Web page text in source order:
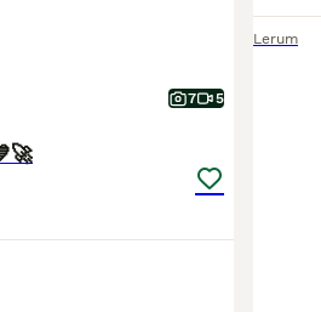
7 5
Lerum